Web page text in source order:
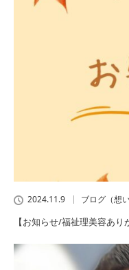
2024.11.9 ブログ（想
【お知らせ/福祉理美容あり